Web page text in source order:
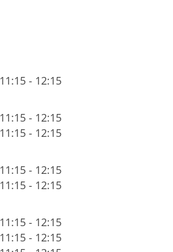
11:15 - 12:15
11:15 - 12:15
11:15 - 12:15
11:15 - 12:15
11:15 - 12:15
11:15 - 12:15
11:15 - 12:15